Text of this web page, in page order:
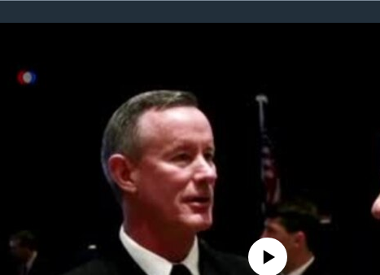
No media source currently available